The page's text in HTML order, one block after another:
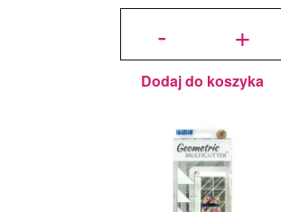
-
ilość PME
- Diamenty -
Zestaw 3 szt. +
Dodaj do koszyka